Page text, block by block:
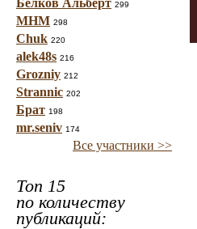
Белков Альберт 299
МНМ 298
Chuk 220
alek48s 216
Grozniy 212
Strannic 202
Брат 198
mr.seniv 174
Все участники >>
Топ 15
по количеству
публикаций: